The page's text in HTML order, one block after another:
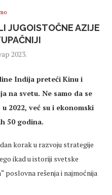
JUGOISTOČNE AZIJE
2023.
Indija preteći Kinu i
na svetu. Ne samo da se
2022, već su i ekonomski
50 godina.
korak u razvoju strategije
ikad u istoriji svetske
poslovna rešenja i najmoćnija